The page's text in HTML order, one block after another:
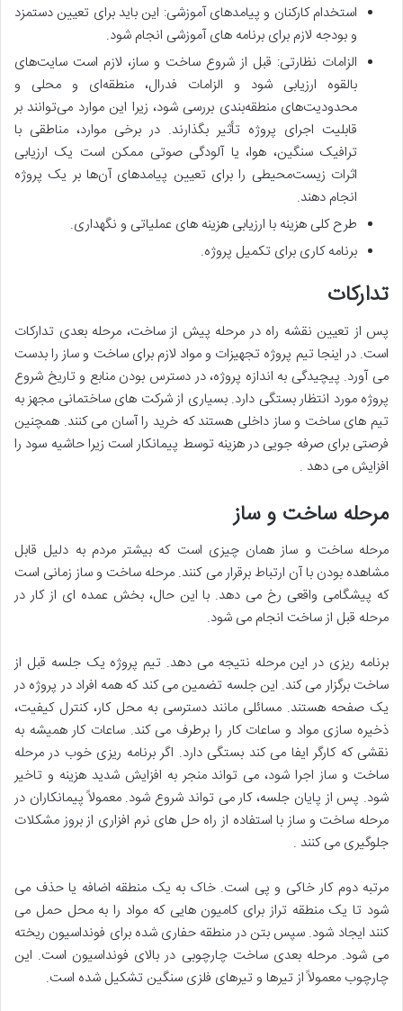
استخدام کارکنان و پیامدهای آموزشی: این باید برای تعیین دستمزد
و بودجه لازم برای برنامه های آموزشی انجام شود.
الزامات نظارتی: قبل از شروع ساخت و ساز، لازم است سایت‌های
بالقوه ارزیابی شود و الزامات فدرال، منطقه‌ای و محلی و
محدودیت‌های منطقه‌بندی بررسی شود، زیرا این موارد می‌توانند بر
قابلیت اجرای پروژه تأثیر بگذارند. در برخی موارد، مناطقی با
ترافیک سنگین، هوا، یا آلودگی صوتی ممکن است یک ارزیابی
اثرات زیست‌محیطی را برای تعیین پیامدهای آن‌ها بر یک پروژه
انجام دهند.
طرح کلی هزینه با ارزیابی هزینه های عملیاتی و نگهداری.
برنامه کاری برای تکمیل پروژه.
تدارکات
پس از تعیین نقشه راه در مرحله پیش از ساخت، مرحله بعدی تدارکات
است. در اینجا تیم پروژه تجهیزات و مواد لازم برای ساخت و ساز را بدست
می آورد. پیچیدگی به اندازه پروژه، در دسترس بودن منابع و تاریخ شروع
پروژه مورد انتظار بستگی دارد. بسیاری از شرکت های ساختمانی مجهز به
تیم های ساخت و ساز داخلی هستند که خرید را آسان می کنند. همچنین
فرصتی برای صرفه جویی در هزینه توسط پیمانکار است زیرا حاشیه سود را
افزایش می دهد .
مرحله ساخت و ساز
مرحله ساخت و ساز همان چیزی است که بیشتر مردم به دلیل قابل
مشاهده بودن با آن ارتباط برقرار می کنند. مرحله ساخت و ساز زمانی است
که پیشگامی واقعی رخ می دهد. با این حال، بخش عمده ای از کار در
مرحله قبل از ساخت انجام می شود.
برنامه ریزی در این مرحله نتیجه می دهد. تیم پروژه یک جلسه قبل از
ساخت برگزار می کند. این جلسه تضمین می کند که همه افراد در پروژه در
یک صفحه هستند. مسائلی مانند دسترسی به محل کار، کنترل کیفیت،
ذخیره سازی مواد و ساعات کار را برطرف می کند. ساعات کار همیشه به
نقشی که کارگر ایفا می کند بستگی دارد. اگر برنامه ریزی خوب در مرحله
ساخت و ساز اجرا شود، می تواند منجر به افزایش شدید هزینه و تاخیر
شود. پس از پایان جلسه، کار می تواند شروع شود. معمولاً پیمانکاران در
مرحله ساخت و ساز با استفاده از راه حل های نرم افزاری از بروز مشکلات
جلوگیری می کنند .
مرتبه دوم کار خاکی و پی است. خاک به یک منطقه اضافه یا حذف می
شود تا یک منطقه تراز برای کامیون هایی که مواد را به محل حمل می
کنند ایجاد شود. سپس بتن در منطقه حفاری شده برای فونداسیون ریخته
می شود. مرحله بعدی ساخت چارچوبی در بالای فونداسیون است. این
چارچوب معمولاً از تیرها و تیرهای فلزی سنگین تشکیل شده است.